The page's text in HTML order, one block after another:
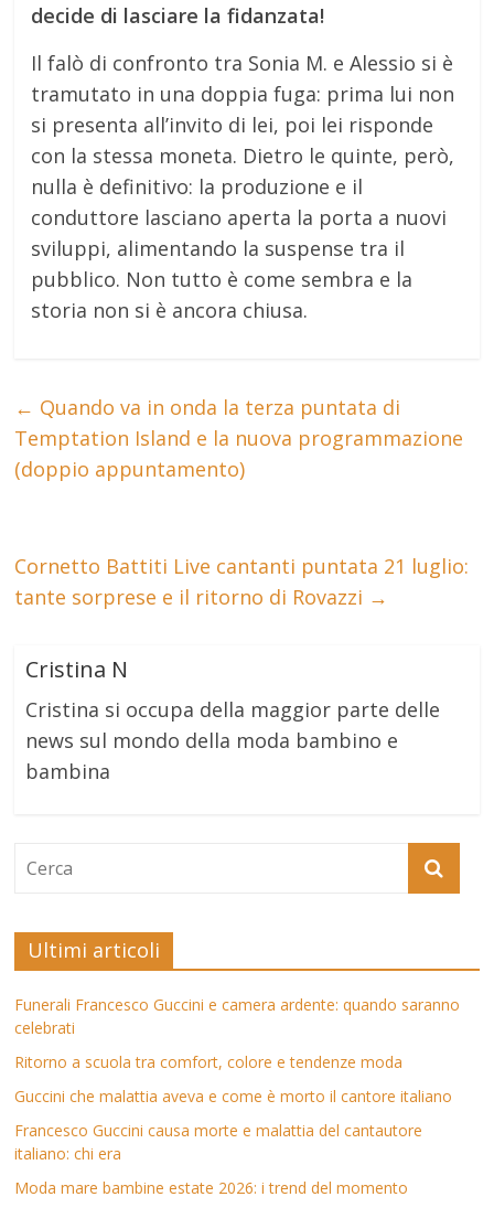
decide di lasciare la fidanzata!
Il falò di confronto tra Sonia M. e Alessio si è
tramutato in una doppia fuga: prima lui non
si presenta all’invito di lei, poi lei risponde
con la stessa moneta. Dietro le quinte, però,
nulla è definitivo: la produzione e il
conduttore lasciano aperta la porta a nuovi
sviluppi, alimentando la suspense tra il
pubblico. Non tutto è come sembra e la
storia non si è ancora chiusa.
← Quando va in onda la terza puntata di
Temptation Island e la nuova programmazione
(doppio appuntamento)
Cornetto Battiti Live cantanti puntata 21 luglio:
tante sorprese e il ritorno di Rovazzi →
Cristina N
Cristina si occupa della maggior parte delle
news sul mondo della moda bambino e
bambina
Ultimi articoli
Funerali Francesco Guccini e camera ardente: quando saranno
celebrati
Ritorno a scuola tra comfort, colore e tendenze moda
Guccini che malattia aveva e come è morto il cantore italiano
Francesco Guccini causa morte e malattia del cantautore
italiano: chi era
Moda mare bambine estate 2026: i trend del momento